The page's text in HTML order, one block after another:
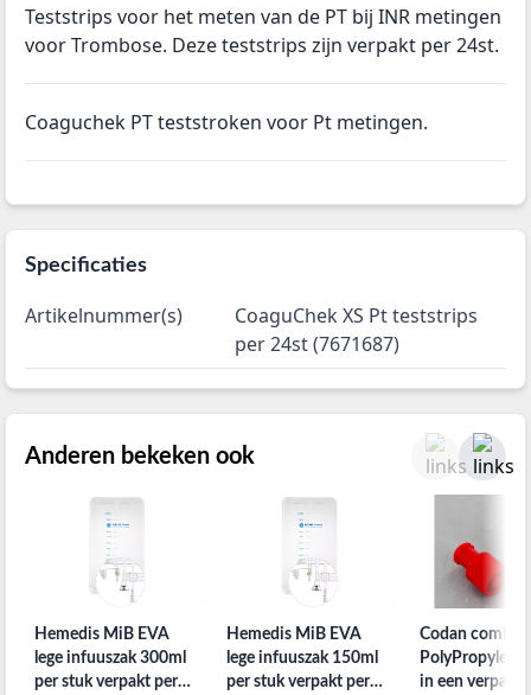
Teststrips voor het meten van de PT bij INR metingen
voor Trombose. Deze teststrips zijn verpakt per 24st.
Coaguchek PT teststroken voor Pt metingen.
Specificaties
Artikelnummer(s)
CoaguChek XS Pt teststrips
per 24st (7671687)
Anderen bekeken ook
Hemedis MiB EVA
lege infuuszak 300ml
per stuk verpakt per
Hemedis MiB EVA
lege infuuszak 150ml
per stuk verpakt per
Codan combi
PolyPropyleen
in een